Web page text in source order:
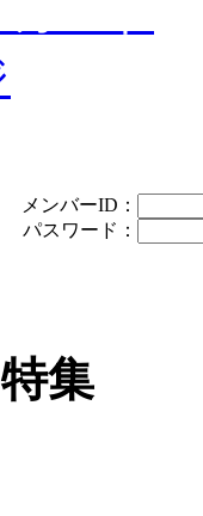
メンバーID：
パスワード：
集